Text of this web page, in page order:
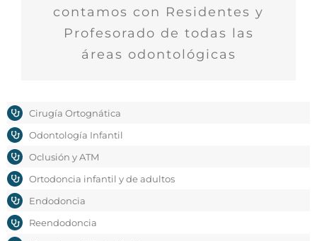
contamos con Residentes y
Profesorado de todas las
áreas odontológicas
Cirugía Ortognática
Odontología Infantil
Oclusión y ATM
Ortodoncia infantil y de adultos
Endodoncia
Reendodoncia